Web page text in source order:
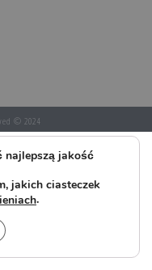
© 2024
najlepszą jakość
jakich ciasteczek
.
panel powiadomień o